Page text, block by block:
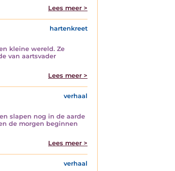
Lees meer >
hartenkreet
kleine wereld. Ze
van aartsvader
Lees meer >
verhaal
slapen nog in de aarde
de morgen beginnen
Lees meer >
verhaal